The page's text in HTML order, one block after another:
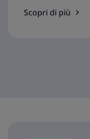
Scopri di più